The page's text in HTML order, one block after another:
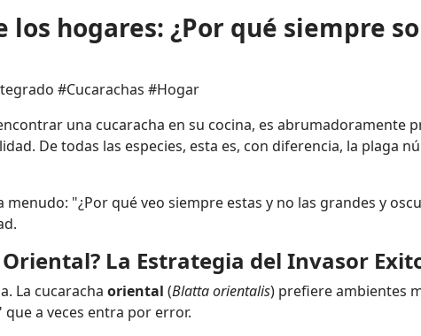
hogares: ¿Por qué siempre
#Cucarachas #Hogar
una cucaracha en su cocina, es abrumadoramente
De todas las especies, esta es, con diferencia, la plaga
"¿Por qué veo siempre estas y no las grandes y
La Estrategia del Invasor
La cucaracha oriental (Blatta orientalis) prefiere ambientes
a veces entra por error.